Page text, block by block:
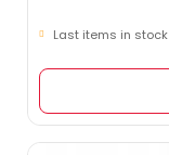
Last items in stock